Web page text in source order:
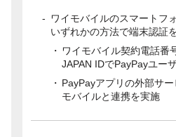
ワイモバイルのスマートフ
いずれかの方法で端末認証
ワイモバイル契約電話番
JAPAN IDでPayPayユー
PayPayアプリの外部サ
モバイルと連携を実施